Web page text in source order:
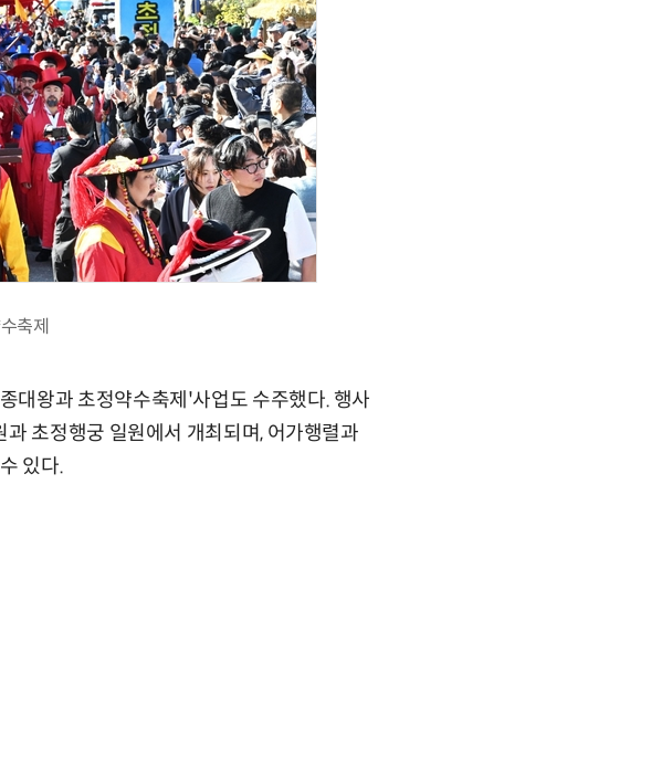
축제
대왕과 초정약수축제'사업도 수주했다. 행사
초정행궁 일원에서 개최되며, 어가행렬과
있다.